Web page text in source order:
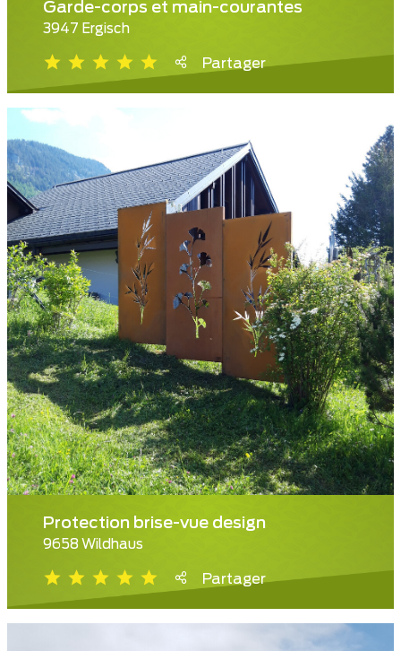
Garde-corps et main-courantes
3947 Ergisch
Partager
Protection brise-vue design
9658 Wildhaus
Partager